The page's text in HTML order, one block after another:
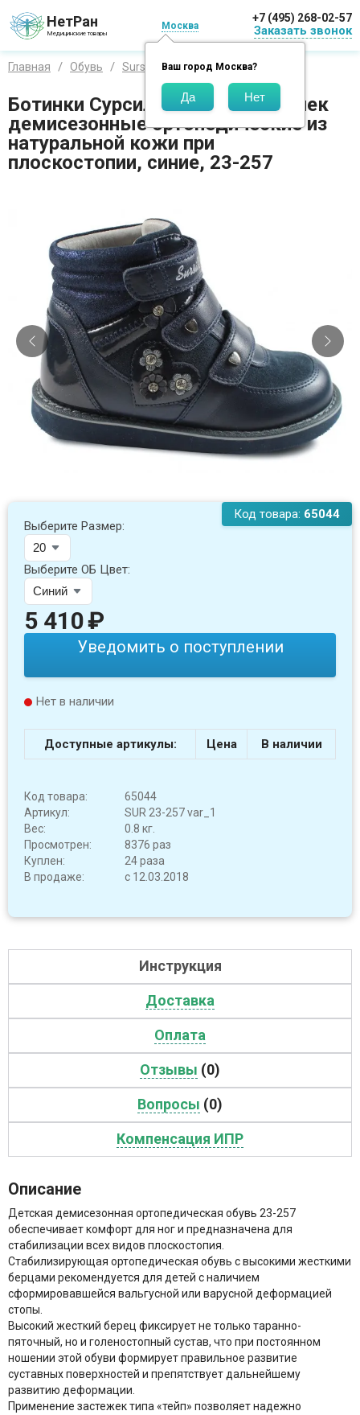
НетРан
Медицинские товары
Москва
Ваш город Москва?
+7 (495) 268-02-57
Заказать звонок
Главная Обувь Sursil-Ortho
Ботинки Сурсил-Орто для девочек
демисезонные ортопедические из
натуральной кожи при
плоскостопии, синие, 23-257
Код товара: 65044
Выберите Размер:
Выберите ОБ Цвет:
5 410₽
Уведомить о поступлении
Нет в наличии
Доступные артикулы: Цена В наличии
Код товара:
65044
Артикул:
SUR 23-257 var_1
Вес:
0.8 кг.
Просмотрен:
8376 раз
Куплен:
24 раза
В продаже:
с 12.03.2018
Инструкция
Доставка
Оплата
Отзывы (0)
Вопросы (0)
Компенсация ИПР
Описание
Детская демисезонная ортопедическая обувь 23-257
обеспечивает комфорт для ног и предназначена для
стабилизации всех видов плоскостопия.
Стабилизирующая ортопедическая обувь с высокими жесткими
берцами рекомендуется для детей с наличием
сформировавшейся вальгусной или варусной деформацией
стопы.
Высокий жесткий берец фиксирует не только таранно-
пяточный, но и голеностопный сустав, что при постоянном
ношении этой обуви формирует правильное развитие
суставных поверхностей и препятствует дальнейшему
развитию деформации.
Применение застежек типа «тейп» позволяет надежно